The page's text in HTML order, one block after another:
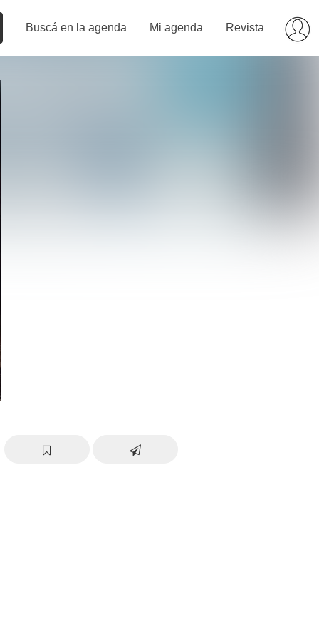
Buscá en la agenda Mi agenda Revista